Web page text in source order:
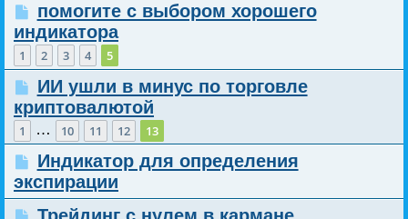
помогите с выбором хорошего
индикатора
1 2 3 4 5
ИИ ушли в минус по торговле
криптовалютой
1 … 10 11 12 13
Индикатор для определения
экспирации